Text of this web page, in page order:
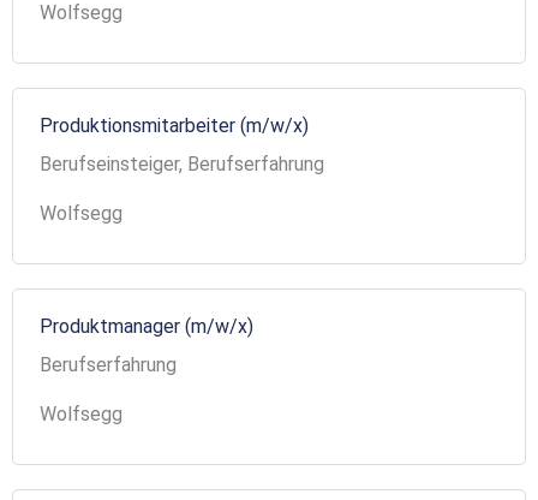
Wolfsegg
Produktionsmitarbeiter (m/w/x)
Berufseinsteiger, Berufserfahrung
Wolfsegg
Produktmanager (m/w/x)
Berufserfahrung
Wolfsegg